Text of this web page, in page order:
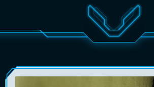
FILMID PILETID
V-KLUBI